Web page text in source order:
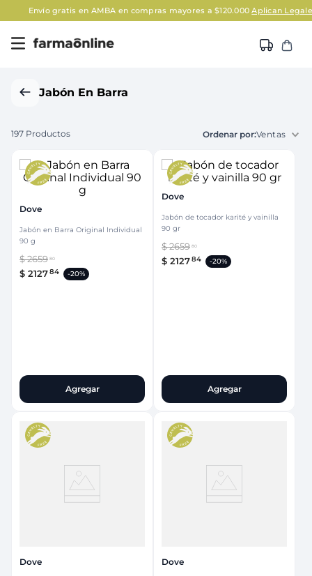
Envío gratis en AMBA en compras mayores a $120.000Aplican Legales
Jabón En Barra
197 Productos Ventas
Dove
Jabón en Barra Original Individual
90 g
$2659 80
$ 212784 -20%
Agregar
Dove
Jabón de tocador karité y vainilla
90 gr
$2659 80
$ 212784 -20%
Agregar
Dove Dove